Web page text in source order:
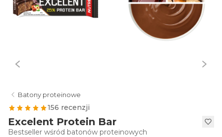
Batony proteinowe
156 recenzji
Excelent Protein Bar
Bestseller wśród batonów proteinowych